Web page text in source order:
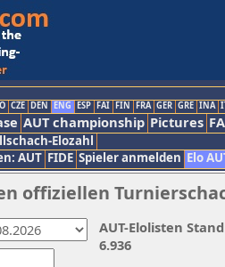
CZE DEN ENG ESP FAI FIN FRA GER GRE INA
AUT championship Pictures
Elozahl
AUT FIDE Spieler anmelden Elo
offiziellen
AUT-Elolisten
6.936